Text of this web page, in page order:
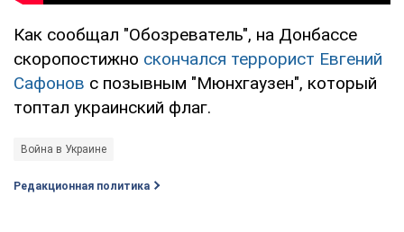
Как сообщал "Обозреватель", на Донбассе
скоропостижно скончался террорист Евгений
Сафонов с позывным "Мюнхгаузен", который
топтал украинский флаг.
Война в Украине
Редакционная политика